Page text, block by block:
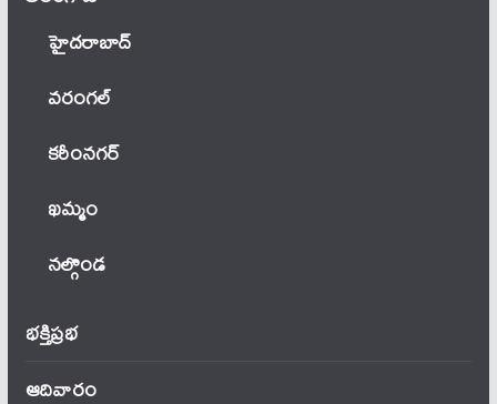
హైదరాబాద్
వ‌రంగ‌ల్
కరీంనగర్
ఖ‌మ్మం
నల్గొండ
భక్తిప్రభ
ఆదివారం